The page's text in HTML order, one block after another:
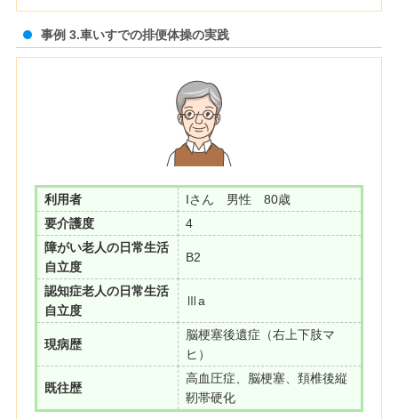
事例 3.車いすでの排便体操の実践
利用者
Iさん 男性 80歳
要介護度
4
障がい老人の日常生活
自立度
B2
認知症老人の日常生活
自立度
Ⅲa
現病歴
脳梗塞後遺症（右上下肢マ
ヒ）
既往歴
高血圧症、脳梗塞、頚椎後縦
靭帯硬化